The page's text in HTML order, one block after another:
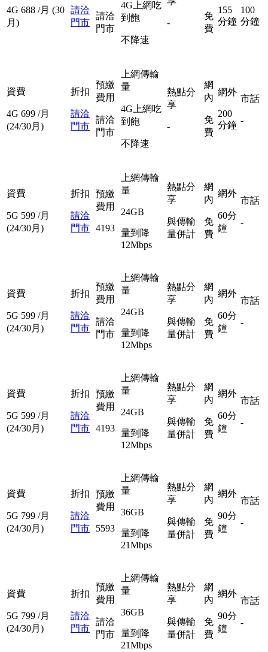
4G 688 /月 (30
月)
請洽
門市
請洽
門市
4G上網吃
到飽
不降速
-
免
費
155
分鐘
100
分鐘
資費
4G 699 /月
(24/30月)
折扣
請洽
門市
預繳
費用
請洽
門市
上網傳輸
量
4G上網吃
到飽
不降速
熱點分
享
-
網
內
免
費
網外
200
分鐘
市話
-
資費
5G 599 /月
(24/30月)
折扣
請洽
門市
預繳
費用
4193
上網傳輸
量
24GB
量到降
12Mbps
熱點分
享
與傳輸
量併計
網
內
免
費
網外
60分
鐘
市話
-
資費
5G 599 /月
(24/30月)
折扣
請洽
門市
預繳
費用
請洽
門市
上網傳輸
量
24GB
量到降
12Mbps
熱點分
享
與傳輸
量併計
網
內
免
費
網外
60分
鐘
市話
-
資費
5G 599 /月
(24/30月)
折扣
請洽
門市
預繳
費用
4193
上網傳輸
量
24GB
量到降
12Mbps
熱點分
享
與傳輸
量併計
網
內
免
費
網外
60分
鐘
市話
-
資費
5G 799 /月
(24/30月)
折扣
請洽
門市
預繳
費用
5593
上網傳輸
量
36GB
量到降
21Mbps
熱點分
享
與傳輸
量併計
網
內
免
費
網外
90分
鐘
市話
-
資費
5G 799 /月
(24/30月)
折扣
請洽
門市
預繳
費用
請洽
門市
上網傳輸
量
36GB
量到降
21Mbps
熱點分
享
與傳輸
量併計
網
內
免
費
網外
90分
鐘
市話
-